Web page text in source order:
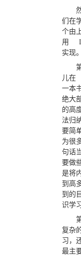
们在
个由
用
实现
儿在
一本
绝大
的高
法归
要简
为很
句话
要做
是将
到高
到的
识学
复杂
习，
最主